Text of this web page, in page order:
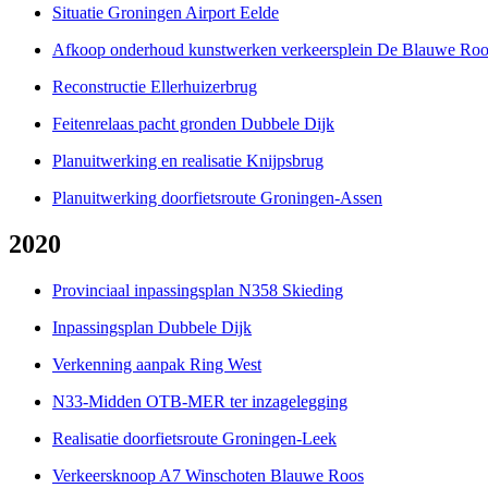
Situatie Groningen Airport Eelde
Afkoop onderhoud kunstwerken verkeersplein De Blauwe
Reconstructie Ellerhuizerbrug
Feitenrelaas pacht gronden Dubbele Dijk
Planuitwerking en realisatie Knijpsbrug
Planuitwerking doorfietsroute Groningen-Assen
2020
Provinciaal inpassingsplan N358 Skieding
Inpassingsplan Dubbele Dijk
Verkenning aanpak Ring West
N33-Midden OTB-MER ter inzagelegging
Realisatie doorfietsroute Groningen-Leek
Verkeersknoop A7 Winschoten Blauwe Roos